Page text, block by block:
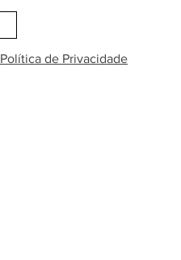
Política de Privacidade